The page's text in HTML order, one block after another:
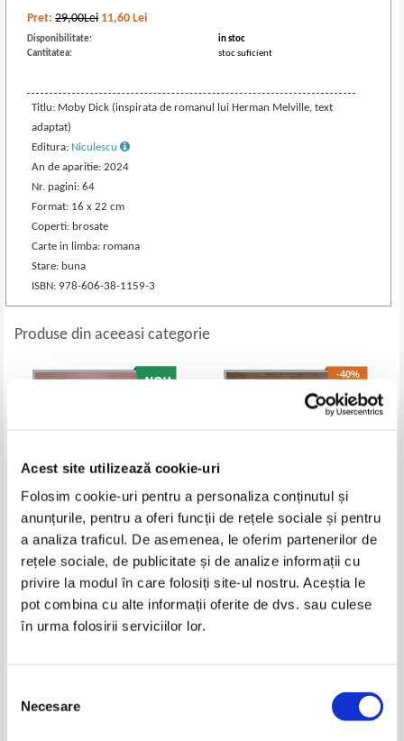
Acest site utilizează cookie-uri
Folosim cookie-uri pentru a personaliza conținutul și
anunțurile, pentru a oferi funcții de rețele sociale și pentru
a analiza traficul. De asemenea, le oferim partenerilor de
rețele sociale, de publicitate și de analize informații cu
privire la modul în care folosiți site-ul nostru. Aceștia le
pot combina cu alte informații oferite de dvs. sau culese
în urma folosirii serviciilor lor.
consimțământului
Necesare
Pret:29,00Lei 11,60 Lei
Disponibilitate:
in stoc
Cantitatea:
stoc suficient
Titlu: Moby Dick (inspirata de romanul lui Herman Melville, text
adaptat)
Editura: Niculescu
An de aparitie: 2024
Nr. pagini: 64
Format: 16 x 22 cm
Coperti: brosate
Carte in limba: romana
Stare: buna
ISBN: 978-606-38-1159-3
Produse din aceeasi categorie
Quentin Greban - O nevoie
mica-mititica
Pret:10,00 Lei
Adaugă în coș
-40%
Clemens Brentano - Basme
Pret:24,00Lei 14,40 Lei